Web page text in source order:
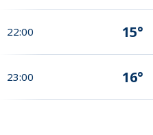
22:00 15°
23:00 16°